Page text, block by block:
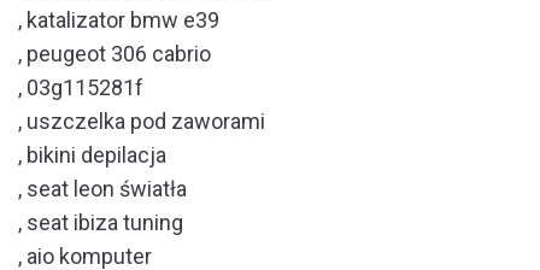
, katalizator bmw e39
, peugeot 306 cabrio
, 03g115281f
, uszczelka pod zaworami
, bikini depilacja
, seat leon światła
, seat ibiza tuning
, aio komputer